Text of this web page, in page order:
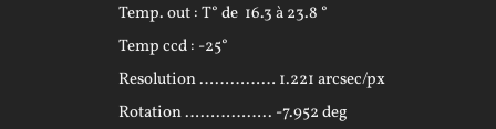
Temp. out : T° de 16.3 à 23.8 °
Temp ccd : -25°
Resolution …………… 1.221 arcsec/px
Rotation …………….. -7.952 deg